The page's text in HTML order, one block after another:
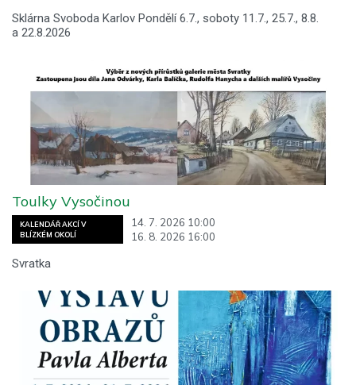
Sklárna Svoboda Karlov Pondělí 6.7., soboty 11.7., 25.7., 8.8.
a 22.8.2026
KALENDÁŘ AKCÍ V
BLÍZKÉM OKOLÍ
14. 7. 2026 10:00
16. 8. 2026 16:00
Toulky Vysočinou
Svratka